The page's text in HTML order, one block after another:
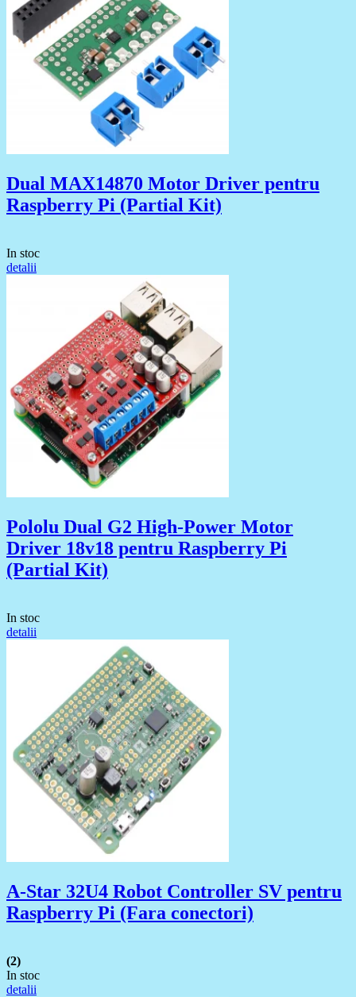
Dual MAX14870 Motor Driver pentru
Raspberry Pi (Partial Kit)
In stoc
detalii
Pololu Dual G2 High-Power Motor
Driver 18v18 pentru Raspberry Pi
(Partial Kit)
In stoc
detalii
A-Star 32U4 Robot Controller SV pentru
Raspberry Pi (Fara conectori)
(2)
In stoc
detalii